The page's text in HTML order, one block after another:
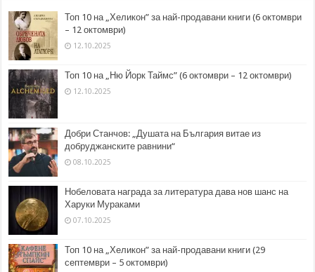
Топ 10 на „Хеликон” за най-продавани книги (6 октомври
– 12 октомври)
12.10.2025
Топ 10 на „Ню Йорк Таймс” (6 октомври – 12 октомври)
12.10.2025
Добри Станчов: „Душата на България витае из
добруджанските равнини“
08.10.2025
Нобеловата награда за литература дава нов шанс на
Харуки Мураками
07.10.2025
Топ 10 на „Хеликон” за най-продавани книги (29
септември – 5 октомври)